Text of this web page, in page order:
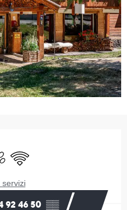
ammessi
Wi-Fi
servizi
92 46 50 ▒▒